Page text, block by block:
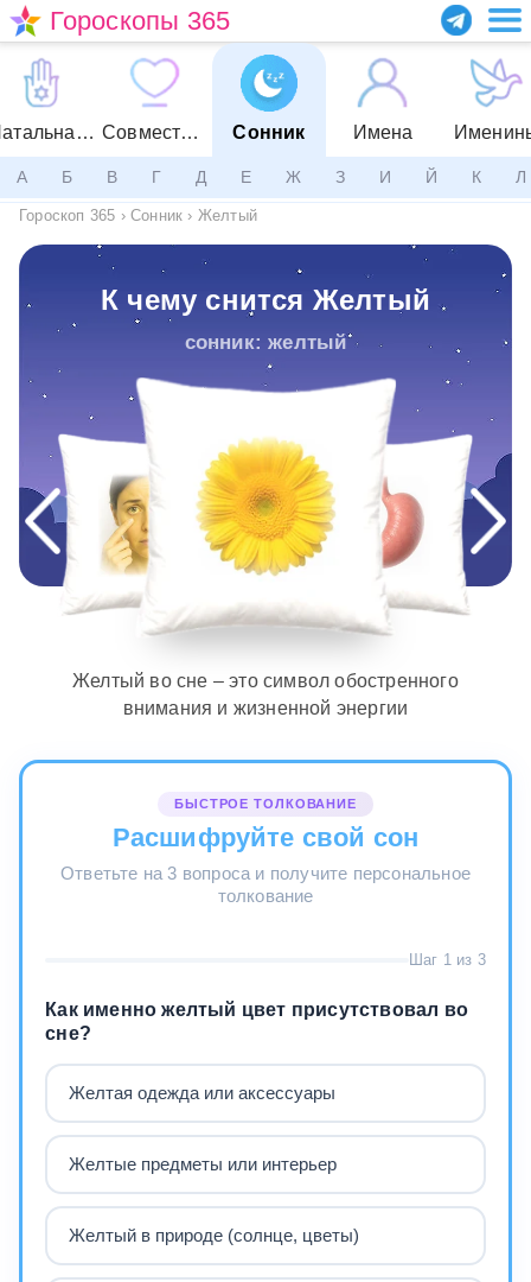
Гороскопы 365
Натальная карта Совместимость Сонник Имена
А Б В Г Д Е Ж З И Й К Л
Гороскоп 365 › Сонник › Желтый
К чему снится Желтый
сонник: желтый
Желтый во сне – это символ обостренного
внимания и жизненной энергии
БЫСТРОЕ ТОЛКОВАНИЕ
Расшифруйте свой сон
Ответьте на 3 вопроса и получите персональное
толкование
Шаг 1 из 3
Как именно желтый цвет присутствовал во
сне?
Желтая одежда или аксессуары
Желтые предметы или интерьер
Желтый в природе (солнце, цветы)